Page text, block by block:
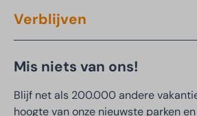
Verblijven
Mis niets van ons!
Blijf net als 200.000 andere
hoogte van onze nieuwste parken